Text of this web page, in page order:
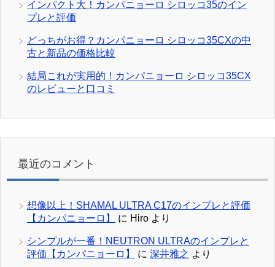
インパクト大！カンパニョーロ シロッコ35のイン
プレと評価
どっちがお得？カンパニョーロ シロッコ35CXの中
古と新品の価格比較
結局これが実用的！カンパニョーロ シロッコ35CX
のレビューと口コミ
最近のコメント
想像以上！SHAMAL ULTRA C17のインプレと評価
【カンパニョーロ】
に Hiro より
シンプルが一番！NEUTRON ULTRAのインプレと
評価【カンパニョーロ】
に 深井雅之 より